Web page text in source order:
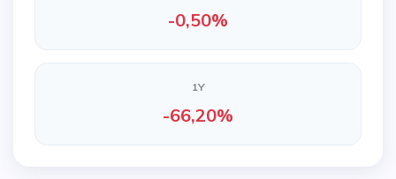
-0,50%
1Y
-66,20%